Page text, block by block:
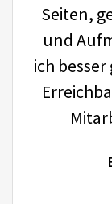
Seiten,
und
ich